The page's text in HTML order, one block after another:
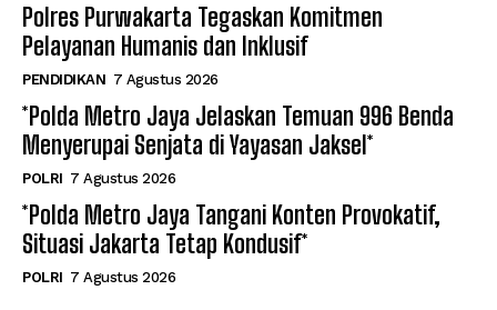
Polres Purwakarta Tegaskan Komitmen
Pelayanan Humanis dan Inklusif
PENDIDIKAN 7 Agustus 2026
*Polda Metro Jaya Jelaskan Temuan 996 Benda
Menyerupai Senjata di Yayasan Jaksel*
POLRI 7 Agustus 2026
*Polda Metro Jaya Tangani Konten Provokatif,
Situasi Jakarta Tetap Kondusif*
POLRI 7 Agustus 2026